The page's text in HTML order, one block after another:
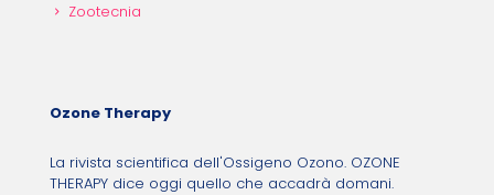
Zootecnia
Ozone Therapy
La rivista scientifica dell'Ossigeno Ozono. OZONE
THERAPY dice oggi quello che accadrà domani.